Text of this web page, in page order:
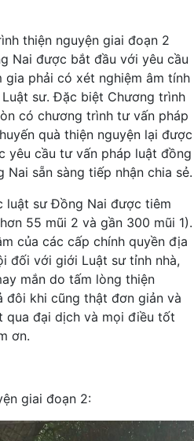
thiện nguyện giai đoạn 2
Nai được bắt đầu với yêu cầu
phải có xét nghiệm âm tính
sư. Đặc biệt Chương trình
có chương trình tư vấn pháp
quà thiện nguyện lại được
yêu cầu tư vấn pháp luật đồng
sẵn sàng tiếp nhận chia sẻ.
luật sư Đồng Nai được tiêm
55 mũi 2 và gần 300 mũi 1).
của các cấp chính quyền địa
đối với giới Luật sư tỉnh nhà,
mắn do tấm lòng thiện
đôi khi cũng thật đơn giản và
qua đại dịch và mọi điều tốt
ơn.
giai đoạn 2: